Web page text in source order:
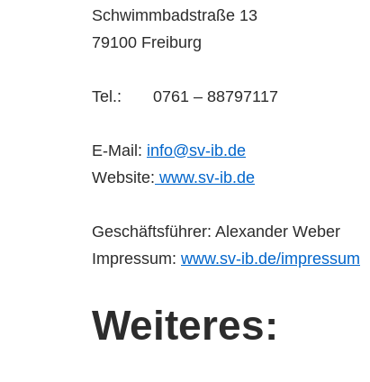
Schwimmbadstraße 13
79100 Freiburg
Tel.: 0761 – 88797117
E-Mail: info@sv-ib.de
Website: www.sv-ib.de
Geschäftsführer: Alexander Weber
Impressum: www.sv-ib.de/impressum
Weiteres: